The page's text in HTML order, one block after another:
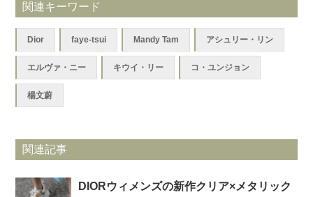
関連キーワード
Dior faye-tsui Mandy Tam アシュリー・リン
エルヴァ・ニー キウイ・リー コ・ユンジョン
楊文蔚
関連記事
DIORウィメンズの新作クリア×メタリック